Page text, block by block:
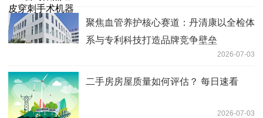
聚焦血管养护核心赛道：丹清康以全检体
系与专利科技打造品牌竞争壁垒
2026-07-03
二手房房屋质量如何评估？ 每日速看
2026-07-03